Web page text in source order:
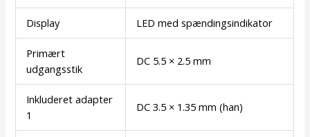
Display LED med spændingsindikator
Primært
udgangsstik
DC 5.5 × 2.5 mm
Inkluderet adapter
1
DC 3.5 × 1.35 mm (han)